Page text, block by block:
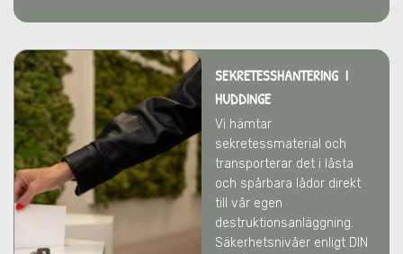
SEKRETESSHANTERING I
HUDDINGE
Vi hämtar
sekretessmaterial och
transporterar det i låsta
och spårbara lådor direkt
till vår egen
destruktionsanläggning.
Säkerhetsnivåer enligt DIN